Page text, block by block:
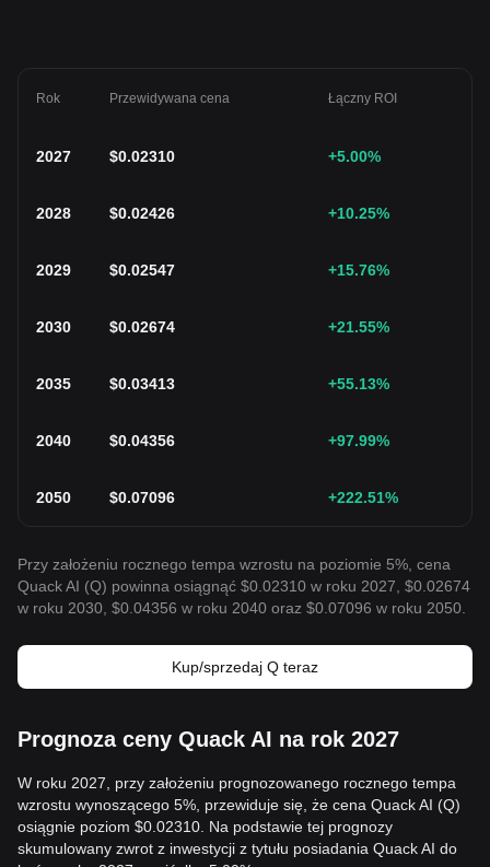
Rok Przewidywana cena Łączny ROI
2027 $0.02310 +5.00%
2028 $0.02426 +10.25%
2029 $0.02547 +15.76%
2030 $0.02674 +21.55%
2035 $0.03413 +55.13%
2040 $0.04356 +97.99%
2050 $0.07096 +222.51%
Przy założeniu rocznego tempa wzrostu na poziomie 5%, cena
Quack AI (Q) powinna osiągnąć $0.02310 w roku 2027, $0.02674
w roku 2030, $0.04356 w roku 2040 oraz $0.07096 w roku 2050.
Kup/sprzedaj Q teraz
Prognoza ceny Quack AI na rok 2027
W roku 2027, przy założeniu prognozowanego rocznego tempa
wzrostu wynoszącego 5%, przewiduje się, że cena Quack AI (Q)
osiągnie poziom $0.02310. Na podstawie tej prognozy
skumulowany zwrot z inwestycji z tytułu posiadania Quack AI do